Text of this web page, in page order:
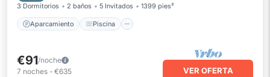
3 Dormitorios 2 baños 5 Invitados 1399 pies²
Aparcamiento Piscina
€91/noche
7 noches - €635 VER OFERTA